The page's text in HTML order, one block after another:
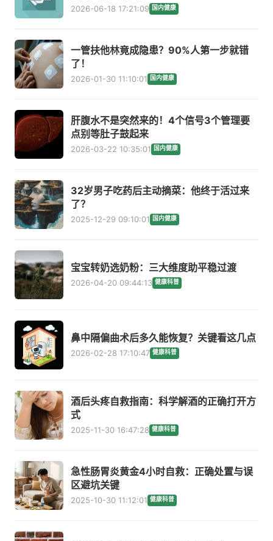
2026-06-18 17:21:09 国内健康
一管扶他林竟成隐患？90%人第一步就错
了！
2026-01-30 11:10:01 国内健康
肝腹水不是突然来的！4个信号3个管理要
点别等肚子鼓起来
2026-03-22 10:35:01 国内健康
32岁男子吃药后主动摘菜：他终于活过来
了？
2025-12-29 09:10:01 国内健康
宝宝转奶选奶粉：三大维度助平稳过渡
2026-04-20 09:44:13 健康科普
鼻中隔偏曲术后多久能恢复？关键看这几点
2026-02-28 17:10:47 健康科普
酒后头疼自救指南：科学解酒的正确打开方
式
2025-11-30 16:47:28 健康科普
急性肠胃炎黄金4小时自救：正确处置与误
区避坑关键
2025-10-30 11:12:01 健康科普